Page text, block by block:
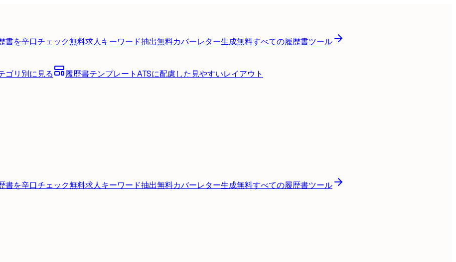
書を辛口チェック無料求人キーワード抽出無料カバーレター生成無料すべての履歴書ツール
ゴリ別に見る 履歴書テンプレートATSに配慮した見やすいレイアウト
書を辛口チェック無料求人キーワード抽出無料カバーレター生成無料すべての履歴書ツール